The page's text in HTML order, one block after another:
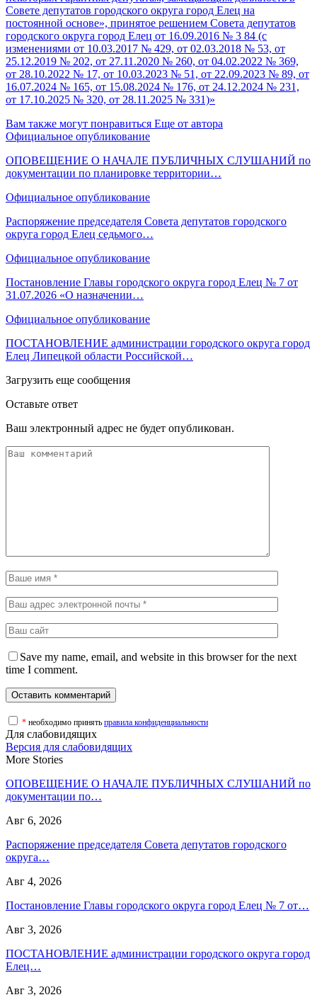
Совете депутатов городского округа город Елец на
постоянной основе», принятое решением Совета депутатов
городского округа город Елец от 16.09.2016 № 3 84 (с
изменениями от 10.03.2017 № 429, от 02.03.2018 № 53, от
25.12.2019 № 202, от 27.11.2020 № 260, от 04.02.2022 № 369,
от 28.10.2022 № 17, от 10.03.2023 № 51, от 22.09.2023 № 89, от
16.07.2024 № 165, от 15.08.2024 № 176, от 24.12.2024 № 231,
от 17.10.2025 № 320, от 28.11.2025 № 331)»
Вам также могут понравиться Еще от автора
Официальное опубликование
ОПОВЕЩЕНИЕ О НАЧАЛЕ ПУБЛИЧНЫХ СЛУШАНИЙ по
документации по планировке территории…
Официальное опубликование
Распоряжение председателя Совета депутатов городского
округа город Елец седьмого…
Официальное опубликование
Постановление Главы городского округа город Елец № 7 от
31.07.2026 «О назначении…
Официальное опубликование
ПОСТАНОВЛЕНИЕ администрации городского округа город
Елец Липецкой области Российской…
Загрузить еще сообщения
Оставьте ответ
Ваш электронный адрес не будет опубликован.
Save my name, email, and website in this browser for the next
time I comment.
* необходимо принять правила конфиденциальности
Для слабовидящих
Версия для слабовидящих
More Stories
ОПОВЕЩЕНИЕ О НАЧАЛЕ ПУБЛИЧНЫХ СЛУШАНИЙ по
документации по…
Авг 6, 2026
Распоряжение председателя Совета депутатов городского
округа…
Авг 4, 2026
Постановление Главы городского округа город Елец № 7 от…
Авг 3, 2026
ПОСТАНОВЛЕНИЕ администрации городского округа город
Елец…
Авг 3, 2026